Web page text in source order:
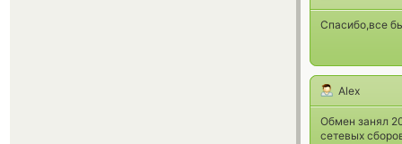
Спасибо,все
Alex
Обмен занял
сетевых